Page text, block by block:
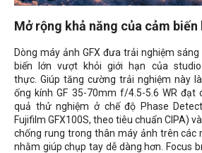
Mở rộng khả năng của cảm biến
Dòng máy ảnh GFX đưa trải nghiệm
biến lớn vượt khỏi giới hạn của
thực. Giúp tăng cường trải nghiệm này
ống kính GF 35-70mm f/4.5-5.6 WR đạt
quả thử nghiệm ở chế độ Phase
Fujifilm GFX100S, theo tiêu chuẩn CIPA)
chống rung trong thân máy ảnh trên các
nhằm giúp chụp tay dễ dàng hơn. Focus